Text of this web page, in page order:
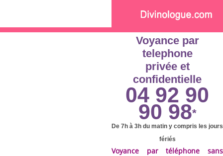
Voyance par
telephone
privée et
confidentielle
04 92 90
90 98*
De 7h à 3h du matin y compris les jours
fériés
Voyance par téléphone sans